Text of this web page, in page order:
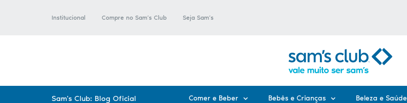
Institucional Compre no Sam’s Club Seja Sam’s
Sam's Club: Blog Oficial Comer e Beber Bebês e Crianças Beleza e Saúde